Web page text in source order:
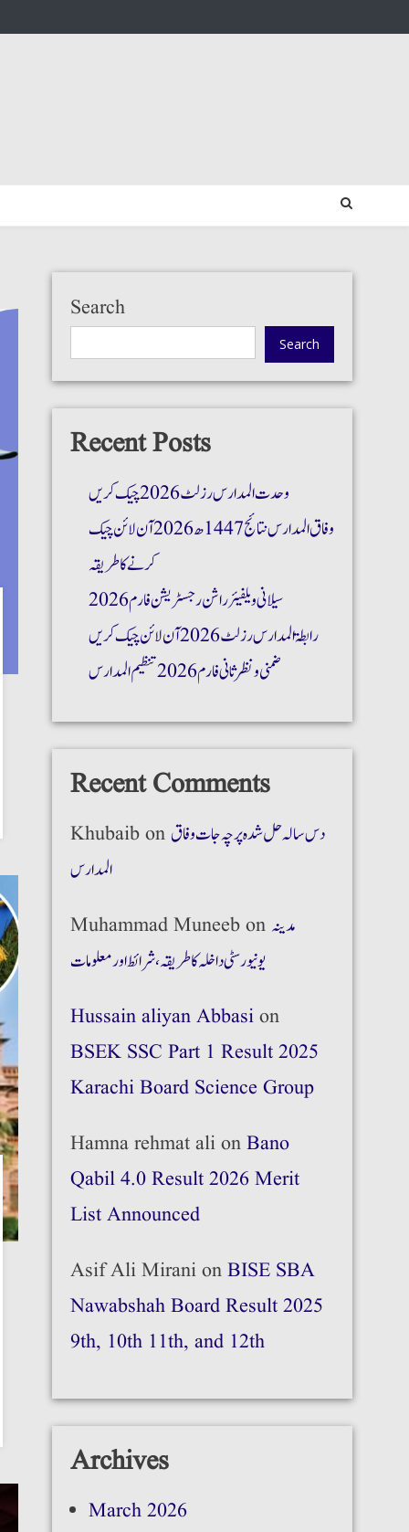
Search
Search
Recent Posts
وحدت المدارس رزلٹ 2026 چیک کریں
وفاق المدارس نتائج 1447ھ 2026 آن لائن چیک
کرنے کا طریقہ
سیلانی ویلفیئر راشن رجسٹریشن فارم 2026
رابطۃ المدارس رزلٹ 2026 آن لائن چیک کریں
ضمنی و نظر ثانی فارم 2026 تنظیم المدارس
Recent Comments
Khubaibon دس سالہ حل شدہ پرچہ جات وفاق
المدارس
Muhammad Muneebon مدینہ
یونیورسٹی داخلہ کا طریقہ،شرائط اور معلومات
Hussain aliyan Abbasion
BSEK SSC Part 1 Result 2025
Karachi Board Science Group
Hamna rehmat alionBano
Qabil 4.0 Result 2026 Merit
List Announced
Asif Ali MiranionBISE SBA
Nawabshah Board Result 2025
9th, 10th 11th, and 12th
Archives
March 2026